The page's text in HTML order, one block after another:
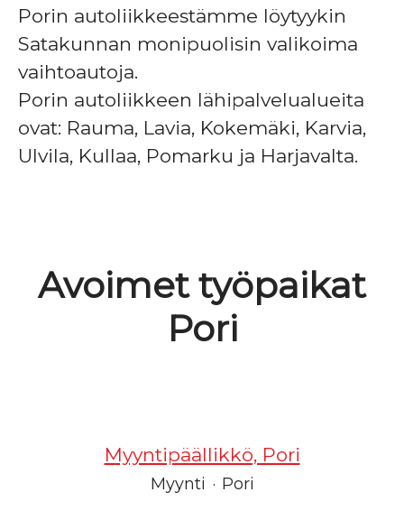
Porin autoliikkeestämme löytyykin
Satakunnan monipuolisin valikoima
vaihtoautoja.
Porin autoliikkeen lähipalvelualueita
ovat: Rauma, Lavia, Kokemäki, Karvia,
Ulvila, Kullaa, Pomarku ja Harjavalta.
Avoimet työpaikat
Pori
Myyntipäällikkö, Pori
Myynti · Pori